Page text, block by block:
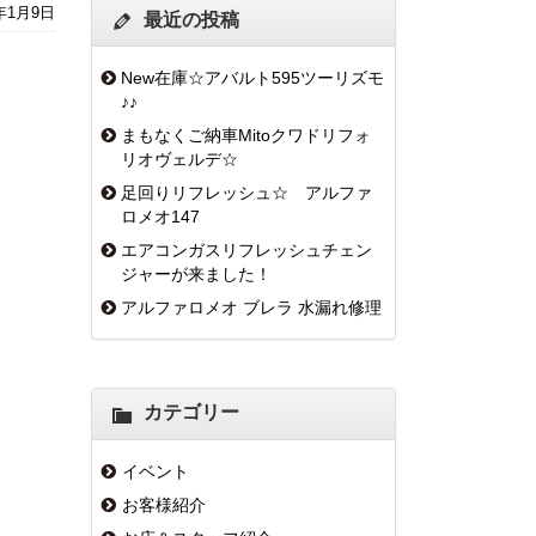
1月9日 最近の投稿
New在庫☆アバルト595ツーリズモ
♪♪
まもなくご納車Mitoクワドリフォ
リオヴェルデ☆
足回りリフレッシュ☆ アルファ
ロメオ147
エアコンガスリフレッシュチェン
ジャーが来ました！
アルファロメオ ブレラ 水漏れ修理
カテゴリー
イベント
お客様紹介